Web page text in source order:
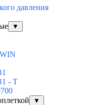
давления
▼
- T
▼